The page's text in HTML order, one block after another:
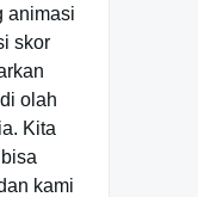
animasi
skor
olah
Kita
kami